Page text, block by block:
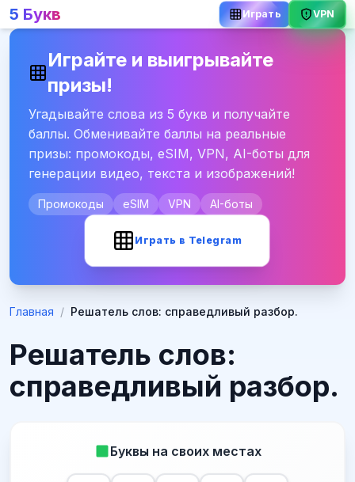
5 Букв Играть VPN
Играйте и выигрывайте
призы!
Угадывайте слова из 5 букв и получайте
баллы. Обменивайте баллы на реальные
призы: промокоды, eSIM, VPN, AI-боты для
генерации видео, текста и изображений!
Промокоды eSIM VPN AI-боты
Играть в Telegram
Главная / Решатель слов: справедливый разбор.
Решатель слов:
справедливый разбор.
Буквы на своих местах